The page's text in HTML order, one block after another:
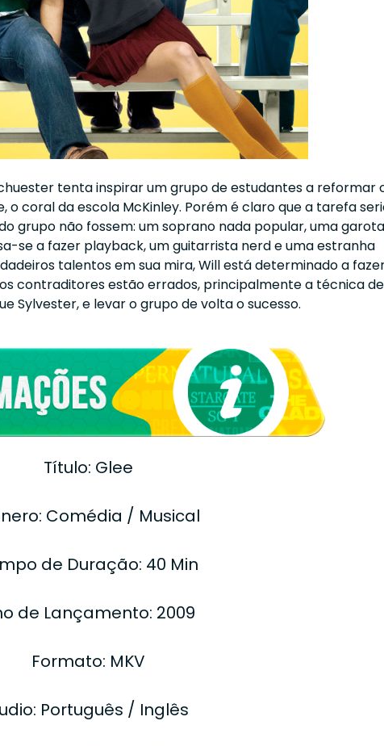
tenta inspirar um grupo de estudantes a reformar
o coral da escola McKinley. Porém é claro que a tarefa
grupo não fossem: um soprano nada popular, uma garota
se a fazer playback, um guitarrista nerd e uma estranha
talentos em sua mira, Will está determinado a
contraditores estão errados, principalmente a técnica de
Sylvester, e levar o grupo de volta o sucesso.
Título: Glee
Comédia / Musical
de Duração: 40 Min
de Lançamento: 2009
Formato: MKV
Português / Inglês